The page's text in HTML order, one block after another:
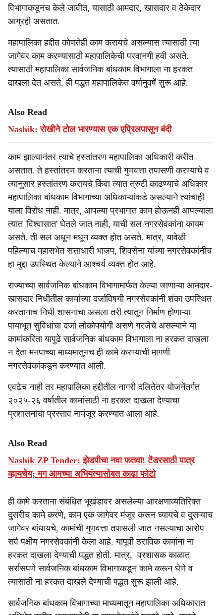
विभागाकडूनच केले जावीत, यासाठी आमदार, खासदार व ठेकेदार
आग्रही असतात.
महापालिका हद्दीत कोणतेही काम करायचे असल्यास त्यासाठी त्या
जागेवर काम करण्यासाठी महापालिकेची परवानगी हवी असते.
त्यासाठी महापालिका सार्वजनिक बांधकाम विभागाला ना हरकत
दाखला देत असते. ही पद्धत महापालिकेत वर्षानुवर्षे सुरू आहे.
Also Read
Nashik: रोखीने टोल भारण्यास एक एप्रिलपासून बंदी
काम झाल्यानंतर त्याचे हस्तांतरण महापालिका अधिकारी करीत
असतात. ते हस्तांतरण करताना त्याची गुणवत्ता तपासणी करण्याचे व
त्यानुसार हस्तांतरण करायचे किंवा त्यात त्रुटी काढण्याचे अधिकार
महापालिका बांधकाम विभागाच्या अधिकाऱ्यांकडे असल्याने त्यांचाही
याला विरोध नाही. मात्र, आपल्या प्रभागात काम होऊनही आपल्याला
त्यात 'विश्वासात' घेतले जात नाही, याची सल नगरसेवकांना कायम
असते. ती सल अधून मधून व्यक्त होत असते. मात्र, यावेळी
पहिल्याच महासभेत सत्ताधारी भाजप, शिवसेना यांच्या नगरसेवकांनीच
हा मुद्दा उपस्थित केल्याने आश्चर्य व्यक्त होत आहे.
राज्याच्या सार्वजनिक बांधकाम विभागामार्फत केल्या जाणाऱ्या आमदार-
खासदार निधीतील कामांच्या दर्जाविषयी नगरसेवकांनी शंका उपस्थित
करतानाच निधी शासनाचा असला तरी त्यातून निर्माण होणाऱ्या
पायाभूत सुविधांचा दर्जा लोकोपयोगी असणे गरजेचे असल्याने या
कामांकरिता यापुढे सार्वजनिक बांधकाम विभागाला ना हरकत दाखला
न देता मनपाच्या माध्यमातूनच ही कामे करण्याची मागणी
नगरसेवकांकडून करण्यात आली.
एवढेच नाही तर महापालिका हद्दीतील नागरी दलितेतर योजनेंतर्गत
२०२५-२६ वर्षातील कामांसाठी ना हरकत दाखला देण्याचा
प्रशासनाचा प्रस्ताव नामंजूर करण्यात आला आहे.
Also Read
Nashik ZP Tender: झेडपीचा नवा फतवा! टेंडरसाठी पात्र
व्हायचेय; मग आमच्या अभियंत्यासोबत काढा फोटो
ही कामे करताना संबंधित भूखंडावर असलेल्या आरक्षणाव्यतिरिक्त
दुसरीच कामे करणे, काम एक जागेवर मंजूर करून घ्यायचे व दुसऱ्याच
जागेवर बांधायचे, कामांची गुणवत्ता तपासली जात नसल्याचा आरोप
सर्व पक्षीय नगरसेवकांनी केला आहे. यापूर्वी ठराविक कामांना ना
हरकत दाखला देण्याची पद्धत होती. मात्र, प्रशासक काळात
सर्रासपणे सार्वजनिक बांधकाम विभागाकडून कामे करून घेणे व
त्यासाठी ना हरकत दाखले देण्याची पद्धत सुरू झाली आहे.
सार्वजनिक बांधकाम विभागाच्या माध्यमातून महापालिका अधिकारात